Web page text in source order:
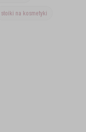
słoiki na kosmetyki